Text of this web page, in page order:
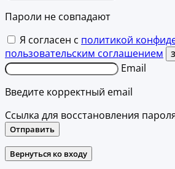
Пароли не совпадают
Я согласен с политикой
пользовательским соглашением
Email
Введите корректный email
Ссылка для восстановления
Отправить
Вернуться ко входу